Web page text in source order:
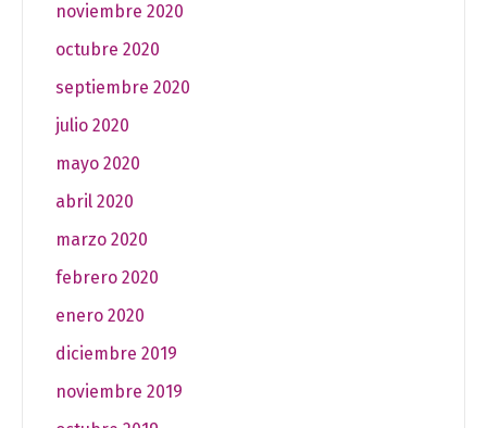
noviembre 2020
octubre 2020
septiembre 2020
julio 2020
mayo 2020
abril 2020
marzo 2020
febrero 2020
enero 2020
diciembre 2019
noviembre 2019